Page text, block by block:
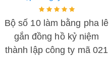
Bộ số 10 làm bằng pha lê
gắn đồng hồ kỷ niệm
thành lập công ty mã 021